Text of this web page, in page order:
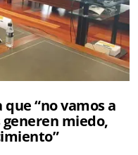
“no vamos a
miedo,